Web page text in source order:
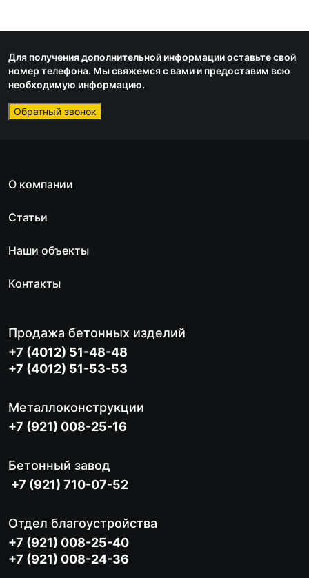
Для получения дополнительной информации оставьте свой
номер телефона. Мы свяжемся с вами и предоставим всю
необходимую информацию.
Обратный звонок
О компании
Статьи
Наши объекты
Контакты
Продажа бетонных изделий
+7 (4012) 51-48-48
+7 (4012) 51-53-53
Металлоконструкции
+7 (921) 008-25-16
Бетонный завод
+7 (921) 710-07-52
Отдел благоустройства
+7 (921) 008-25-40
+7 (921) 008-24-36